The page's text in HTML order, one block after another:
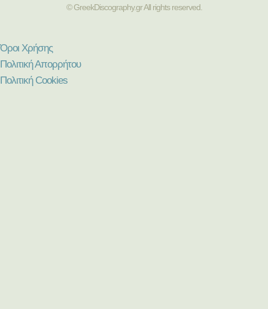
© GreekDiscography.gr All rights reserved.
Όροι Χρήσης
Πολιτική Απορρήτου
Πολιτική Cookies